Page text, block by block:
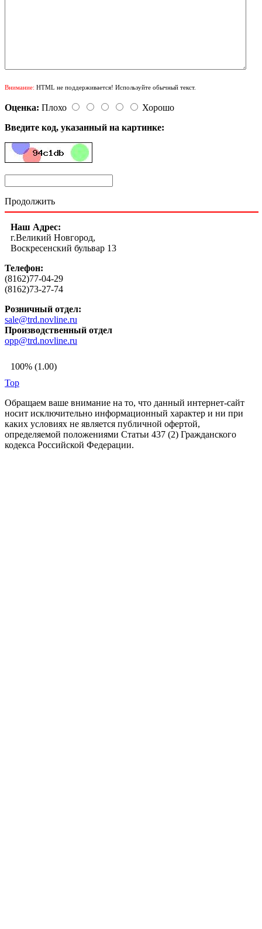
Внимание: HTML не поддерживается! Используйте обычный текст.
Оценка: Плохо
Хорошо
Введите код, указанный на картинке:
Продолжить
Наш Адрес:
г.Великий Новгород,
Воскресенский бульвар 13
Телефон:
(8162)77-04-29
(8162)73-27-74
Розничный отдел:
sale@trd.novline.ru
Производственный отдел
opp@trd.novline.ru
100% (1.00)
Top
Обращаем ваше внимание на то, что данный интернет-сайт
носит исключительно информационный характер и ни при
каких условиях не является публичной офертой,
определяемой положениями Статьи 437 (2) Гражданского
кодекса Российской Федерации.